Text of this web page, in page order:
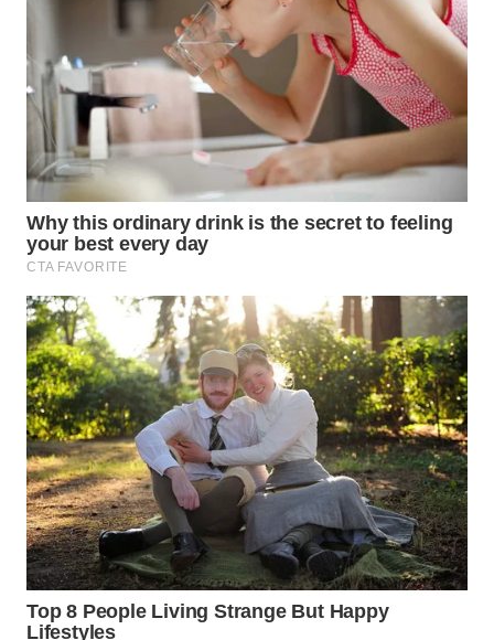
WN
PADANG
LAWAS
WN
SUMEDANG
WN
CIANJUR
WN
KEPULAUAN
SERIBU
WN
TANGERANG
WN
BINJAI
CIREBON